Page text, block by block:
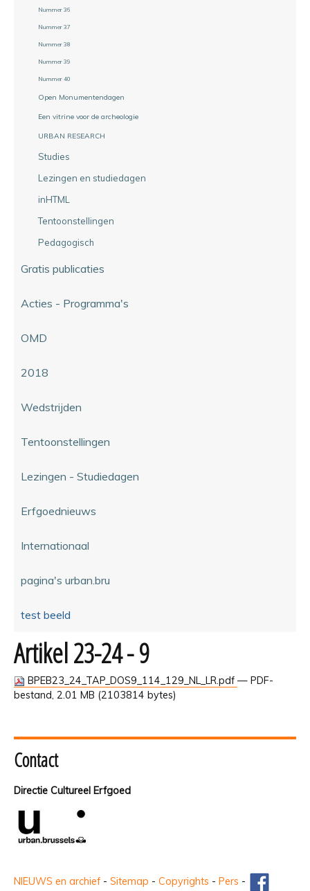
Nummer 36
Nummer 37
Nummer 38
Nummer 39
Nummer 40
Open Monumentendagen
Een vitrine voor de archeologie
URBAN RESEARCH
Studies
Lezingen en studiedagen
inHTML
Tentoonstellingen
Pedagogisch
Gratis publicaties
Acties - Programma's
OMD
2018
Wedstrijden
Tentoonstellingen
Lezingen - Studiedagen
Erfgoednieuws
Internationaal
pagina's urban.bru
test beeld
Artikel 23-24 - 9
BPEB23_24_TAP_DOS9_114_129_NL_LR.pdf — PDF-
bestand, 2.01 MB (2103814 bytes)
Contact
Directie Cultureel Erfgoed
NIEUWS en archief - Sitemap - Copyrights - Pers -